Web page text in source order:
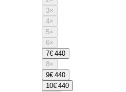
3×
4×
5×
6×
7€ 440
8×
9€ 440
10€ 440